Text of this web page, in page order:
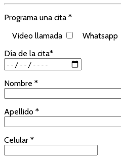
Programa una cita *
Video llamada
Whatsapp
Día de la cita*
Nombre *
Apellido *
Celular *